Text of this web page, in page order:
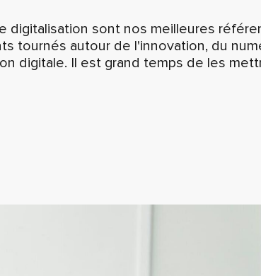
digitalisation sont nos meilleures
tournés autour de l'innovation, du
digitale. Il est grand temps de les